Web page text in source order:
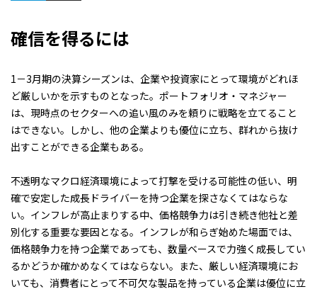
確信を得るには
1－3月期の決算シーズンは、企業や投資家にとって環境がどれほ
ど厳しいかを示すものとなった。ポートフォリオ・マネジャー
は、現時点のセクターへの追い風のみを頼りに戦略を立てること
はできない。しかし、他の企業よりも優位に立ち、群れから抜け
出すことができる企業もある。
不透明なマクロ経済環境によって打撃を受ける可能性の低い、明
確で安定した成長ドライバーを持つ企業を探さなくてはならな
い。インフレが高止まりする中、価格競争力は引き続き他社と差
別化する重要な要因となる。インフレが和らぎ始めた場面では、
価格競争力を持つ企業であっても、数量ベースで力強く成長してい
るかどうか確かめなくてはならない。また、厳しい経済環境にお
いても、消費者にとって不可欠な製品を持っている企業は優位に立